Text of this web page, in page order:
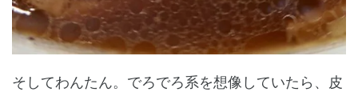
そしてわんたん。でろでろ系を想像していたら、皮